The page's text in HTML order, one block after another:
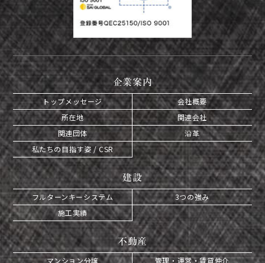
企業案内
トップメッセージ
会社概要
所在地
関連会社
関連団体
沿革
私たちの目指す姿 / CSR
建設
フルターンキーシステム
3つの強み
施工実績
不動産
マンション分譲
管理・運営・賃貸仲介